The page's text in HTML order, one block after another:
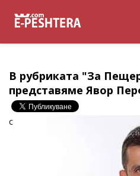
В рубриката "За
представяме Явор
c